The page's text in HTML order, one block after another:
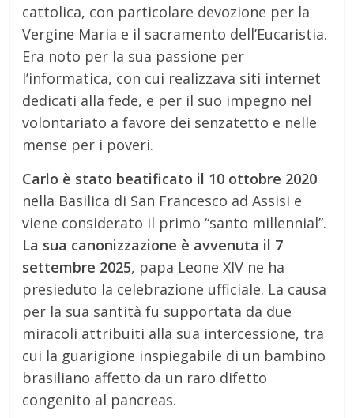
cattolica, con particolare devozione per la
Vergine Maria e il sacramento dell’Eucaristia.
Era noto per la sua passione per
l’informatica, con cui realizzava siti internet
dedicati alla fede, e per il suo impegno nel
volontariato a favore dei senzatetto e nelle
mense per i poveri.
Carlo è stato beatificato il 10 ottobre 2020
nella Basilica di San Francesco ad Assisi e
viene considerato il primo “santo millennial”.
La sua canonizzazione è avvenuta il 7
settembre 2025, papa Leone XIV ne ha
presieduto la celebrazione ufficiale. La causa
per la sua santità fu supportata da due
miracoli attribuiti alla sua intercessione, tra
cui la guarigione inspiegabile di un bambino
brasiliano affetto da un raro difetto
congenito al pancreas.